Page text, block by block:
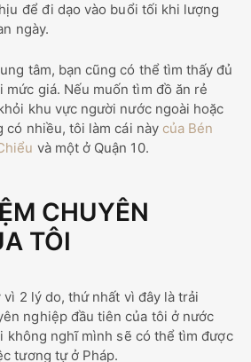
để đi dạo vào buổi tối khi lượng
ngày.
tâm, bạn cũng có thể tìm thấy đủ
mức giá. Nếu muốn tìm đồ ăn rẻ
khu vực người nước ngoài hoặc
có nhiều, tôi làm cái này của Bén
và một ở Quận 10.
CHUYÊN
TÔI
2 lý do, thứ nhất vì đây là trải
nghiệp đầu tiên của tôi ở nước
không nghĩ mình sẽ có thể tìm được
tương tự ở Pháp.